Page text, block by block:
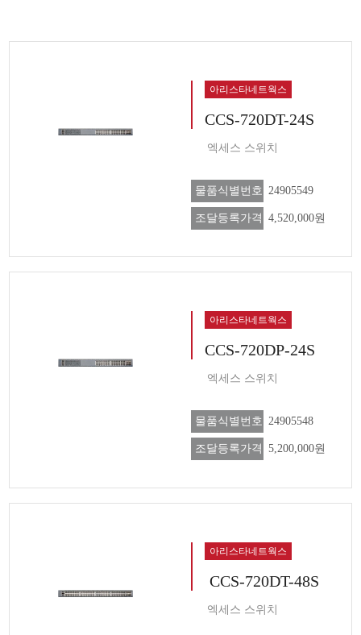
아리스타네트웍스
CCS-720DT-24S
엑세스 스위치
물품식별번호 24905549
조달등록가격 4,520,000원
아리스타네트웍스
CCS-720DP-24S
엑세스 스위치
물품식별번호 24905548
조달등록가격 5,200,000원
아리스타네트웍스
CCS-720DT-48S
엑세스 스위치